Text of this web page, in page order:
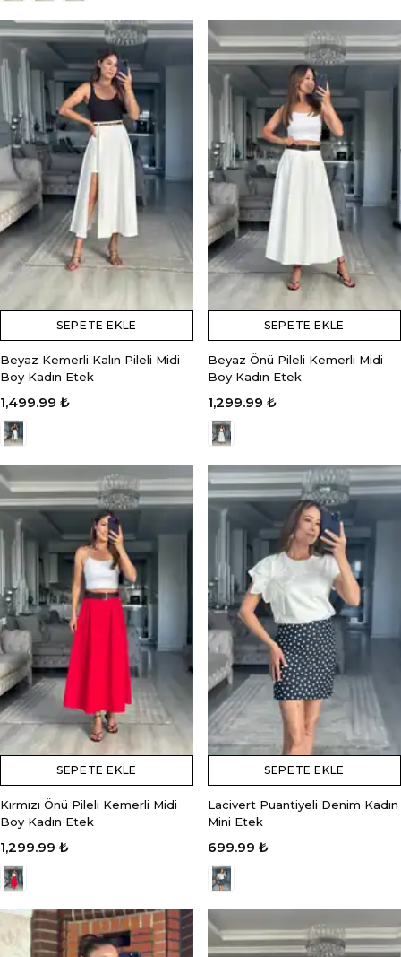
SEPETE EKLE
Beyaz Kemerli Kalın Pileli Midi
Boy Kadın Etek
1,499.99 ₺
SEPETE EKLE
Beyaz Önü Pileli Kemerli Midi
Boy Kadın Etek
1,299.99 ₺
SEPETE EKLE
Kırmızı Önü Pileli Kemerli Midi
Boy Kadın Etek
1,299.99 ₺
SEPETE EKLE
Lacivert Puantiyeli Denim Kadın
Mini Etek
699.99 ₺